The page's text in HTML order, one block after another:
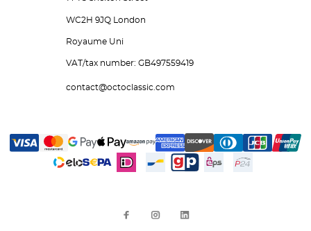
WC2H 9JQ London
Royaume Uni
VAT/tax number: GB497559419
contact@octoclassic.com